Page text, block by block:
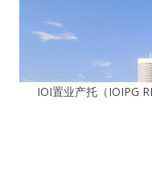
IOI置业产托（IOIPG